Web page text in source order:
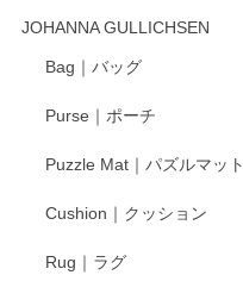
JOHANNA GULLICHSEN
Bag｜バッグ
Purse｜ポーチ
Puzzle Mat｜パズルマット
Cushion｜クッション
Rug｜ラグ